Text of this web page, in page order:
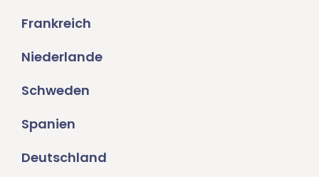
Frankreich
Niederlande
Schweden
Spanien
Deutschland